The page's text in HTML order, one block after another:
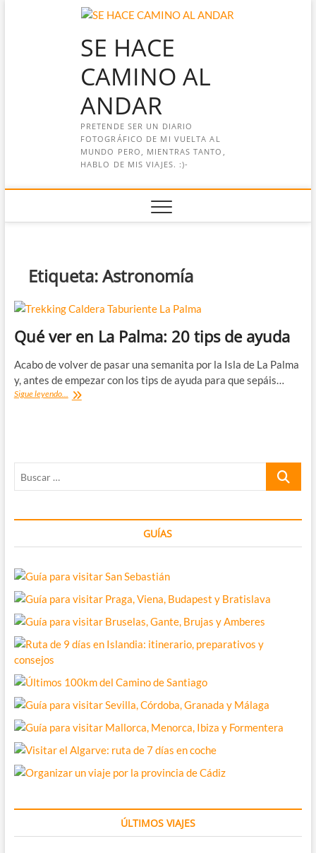
SE HACE
CAMINO AL
ANDAR
PRETENDE SER UN DIARIO
FOTOGRÁFICO DE MI VUELTA AL
MUNDO PERO, MIENTRAS TANTO,
HABLO DE MIS VIAJES. :)-
Etiqueta:Astronomía
Qué ver en La Palma: 20 tips de ayuda
Acabo de volver de pasar una semanita por la Isla de La Palma
y, antes de empezar con los tips de ayuda para que sepáis…
Sigue leyendo... Qué
Buscar
GUÍAS
ÚLTIMOS VIAJES